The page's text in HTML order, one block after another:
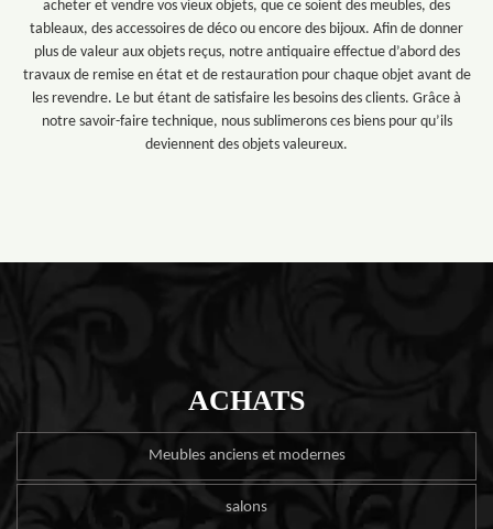
acheter et vendre vos vieux objets, que ce soient des meubles, des
tableaux, des accessoires de déco ou encore des bijoux. Afin de donner
plus de valeur aux objets reçus, notre antiquaire effectue d’abord des
travaux de remise en état et de restauration pour chaque objet avant de
les revendre. Le but étant de satisfaire les besoins des clients. Grâce à
notre savoir-faire technique, nous sublimerons ces biens pour qu’ils
deviennent des objets valeureux.
ACHATS
Meubles anciens et modernes
salons